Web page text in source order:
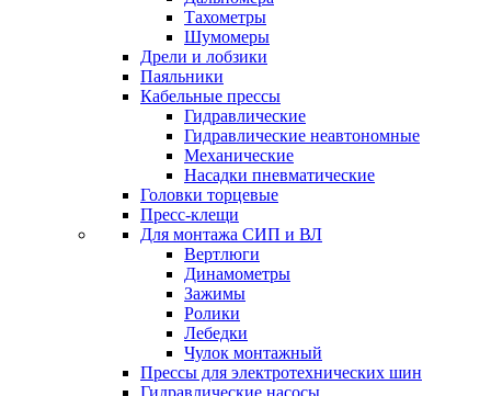
Тахометры
Шумомеры
Дрели и лобзики
Паяльники
Кабельные прессы
Гидравлические
Гидравлические неавтономные
Механические
Насадки пневматические
Головки торцевые
Пресс-клещи
Для монтажа СИП и ВЛ
Вертлюги
Динамометры
Зажимы
Ролики
Лебедки
Чулок монтажный
Прессы для электротехнических шин
Гидравлические насосы